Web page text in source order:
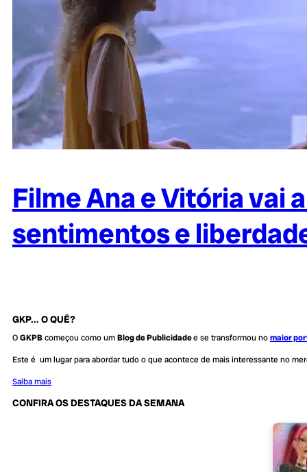
Filme Ana e Vitória vai
sentimentos e
GKP... O QUÊ?
OGKPBcomeçou como umBlog de Publicidadee se transformou nomaior
Este é um lugar para abordar tudo o que acontece de mais interessante no
Saiba mais
CONFIRA OS DESTAQUES DA SEMANA